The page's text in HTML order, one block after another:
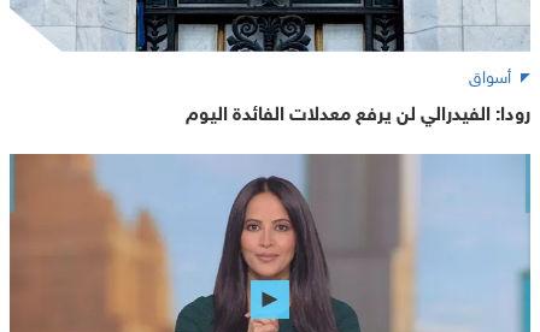
أسواق
رودا: الفيدرالي لن يرفع معدلات الفائدة اليوم